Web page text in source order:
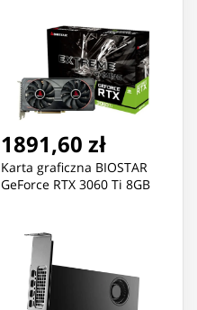
1891,60 zł
Karta graficzna BIOSTAR
GeForce RTX 3060 Ti 8GB